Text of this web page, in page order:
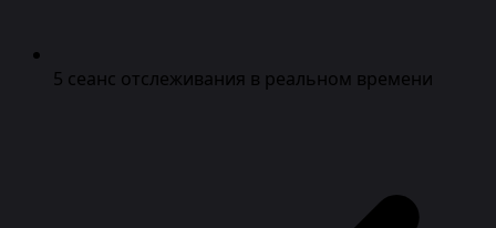
5 сеанс отслеживания в реальном времени